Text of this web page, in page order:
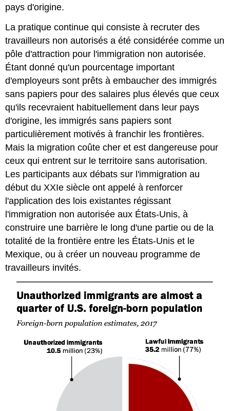
pays d'origine.
La pratique continue qui consiste à recruter des
travailleurs non autorisés a été considérée comme un
pôle d'attraction pour l'immigration non autorisée.
Étant donné qu'un pourcentage important
d'employeurs sont prêts à embaucher des immigrés
sans papiers pour des salaires plus élevés que ceux
qu'ils recevraient habituellement dans leur pays
d'origine, les immigrés sans papiers sont
particulièrement motivés à franchir les frontières.
Mais la migration coûte cher et est dangereuse pour
ceux qui entrent sur le territoire sans autorisation.
Les participants aux débats sur l'immigration au
début du XXIe siècle ont appelé à renforcer
l'application des lois existantes régissant
l'immigration non autorisée aux États-Unis, à
construire une barrière le long d'une partie ou de la
totalité de la frontière entre les États-Unis et le
Mexique, ou à créer un nouveau programme de
travailleurs invités.